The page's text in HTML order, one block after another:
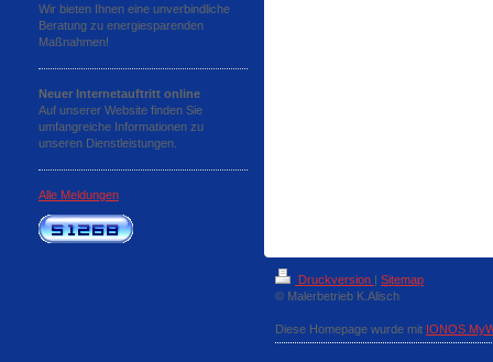
Wir bieten Ihnen eine unverbindliche
Beratung zu energiesparenden
Maßnahmen!
Neuer Internetauftritt online
Auf unserer Website finden Sie
umfangreiche Informationen zu
unseren Dienstleistungen.
Alle Meldungen
Druckversion | Sitemap
© Malerbetrieb K.Alisch
Diese Homepage wurde mit IONOS